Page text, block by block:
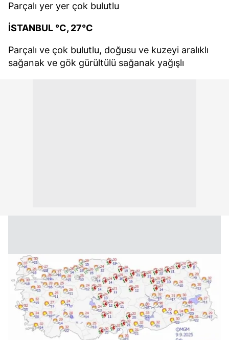
Parçalı yer yer çok bulutlu
İSTANBUL °C, 27°C
Parçalı ve çok bulutlu, doğusu ve kuzeyi aralıklı
sağanak ve gök gürültülü sağanak yağışlı